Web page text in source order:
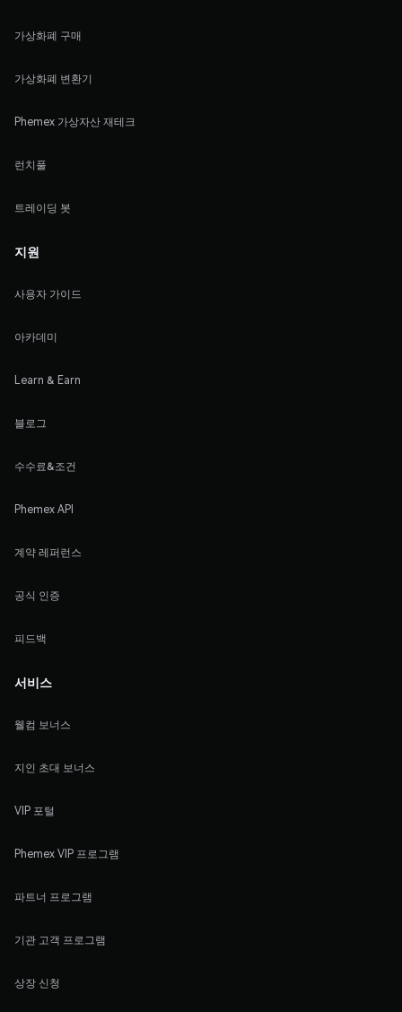
가상화폐 구매
가상화폐 변환기
Phemex 가상자산 재테크
런치풀
트레이딩 봇
지원
사용자 가이드
아카데미
Learn & Earn
블로그
수수료&조건
Phemex API
계약 레퍼런스
공식 인증
피드백
서비스
웰컴 보너스
지인 초대 보너스
VIP 포털
Phemex VIP 프로그램
파트너 프로그램
기관 고객 프로그램
상장 신청